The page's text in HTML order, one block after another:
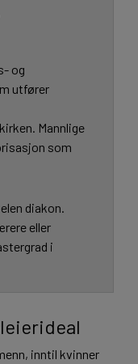
og
utfører
Mannlige
som
diakon.
eller
i
inntil kvinner